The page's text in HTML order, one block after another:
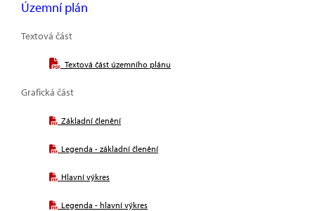
Územní plán
Textová část
Textová část územního plánu
Grafická část
Základní členění
Legenda - základní členění
Hlavní výkres
Legenda - hlavní výkres